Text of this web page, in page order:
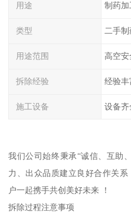
用途 制药加
类型 二手
用途范围 高空安
拆除经验 经验丰
施工设备 设备齐
我们公司始终秉承“诚信、互助
力、出众品质建立良好合作关
户一起携手共创美好未来 ！
拆除过程注意事项